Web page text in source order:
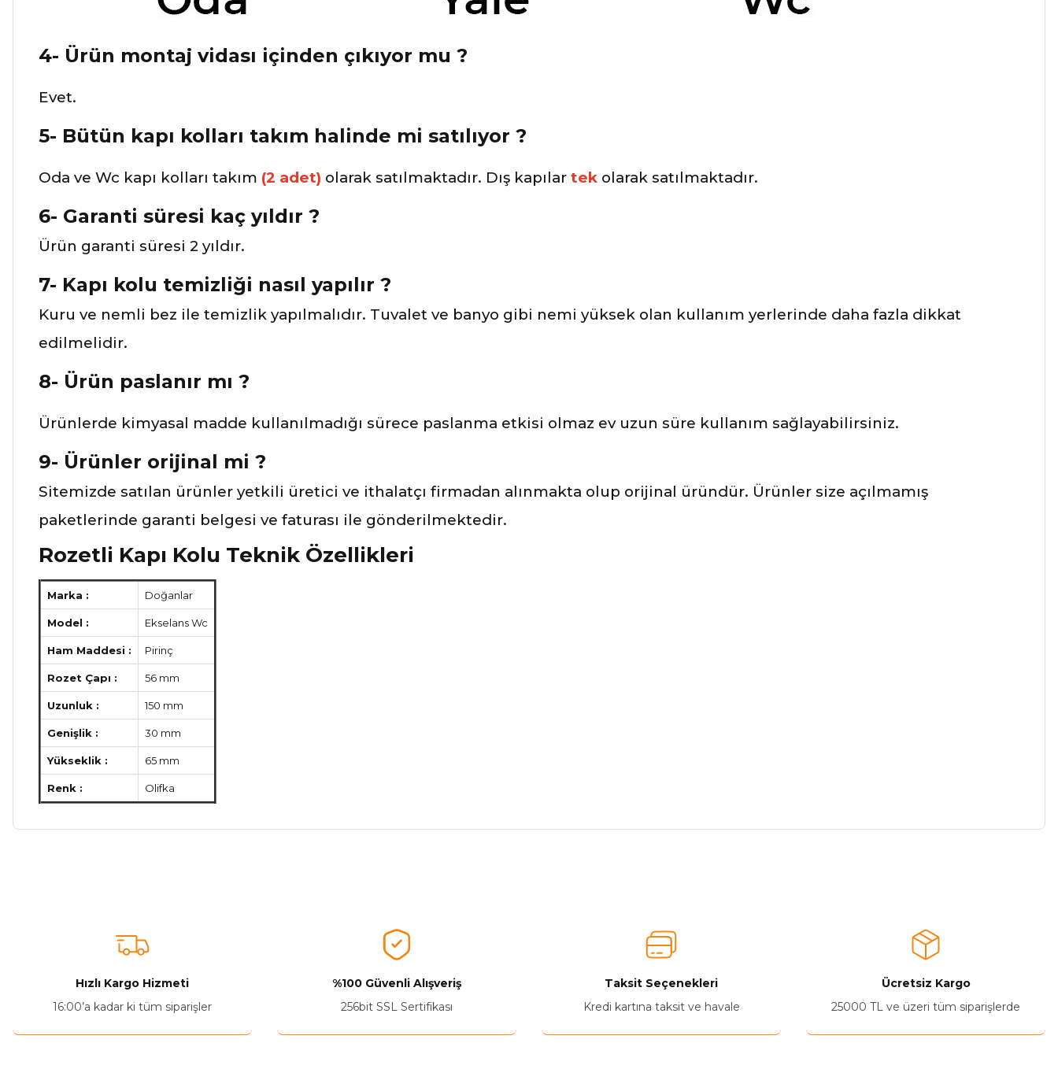
4- Ürün montaj vidası içinden çıkıyor mu ?
Evet.
5- Bütün kapı kolları takım halinde mi satılıyor ?
Oda ve Wc kapı kolları takım (2 adet) olarak satılmaktadır. Dış kapılar tek olarak satılmaktadır.
6- Garanti süresi kaç yıldır ?
Ürün garanti süresi 2 yıldır.
7- Kapı kolu temizliği nasıl yapılır ?
Kuru ve nemli bez ile temizlik yapılmalıdır. Tuvalet ve banyo gibi nemi yüksek olan kullanım yerlerinde daha fazla dikkat
edilmelidir.
8- Ürün paslanır mı ?
Ürünlerde kimyasal madde kullanılmadığı sürece paslanma etkisi olmaz ev uzun süre kullanım sağlayabilirsiniz.
9- Ürünler orijinal mi ?
Sitemizde satılan ürünler yetkili üretici ve ithalatçı firmadan alınmakta olup orijinal üründür. Ürünler size açılmamış
paketlerinde garanti belgesi ve faturası ile gönderilmektedir.
Rozetli Kapı Kolu Teknik Özellikleri
Marka : Doğanlar
Model : Ekselans Wc
Ham Maddesi : Pirinç
Rozet Çapı : 56 mm
Uzunluk : 150 mm
Genişlik : 30 mm
Yükseklik : 65 mm
Renk : Olifka
Ürün açıklamasında eksik bilgiler bulunuyor.
Ürün fiyatı diğer sitelerden daha pahalı.
Hızlı Kargo Hizmeti
16:00’a kadar ki tüm siparişler
%100 Güvenli Alışveriş
256bit SSL Sertifikası
Taksit Seçenekleri
Kredi kartına taksit ve havale
Ücretsiz Kargo
25000 TL ve üzeri tüm siparişlerde